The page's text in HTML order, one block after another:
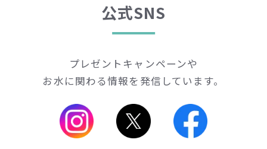
公式SNS
プレゼントキャンペーンや
お水に関わる情報を発信しています。